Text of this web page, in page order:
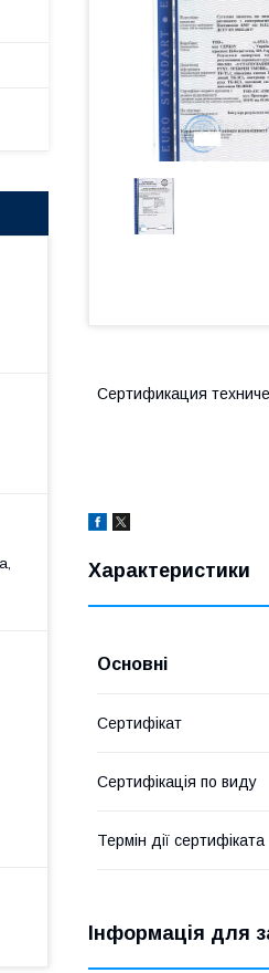
Сертификация
Характеристики
Основні
Сертифікат
Сертифікація по виду
Термін дії сертифіката
Інформація для